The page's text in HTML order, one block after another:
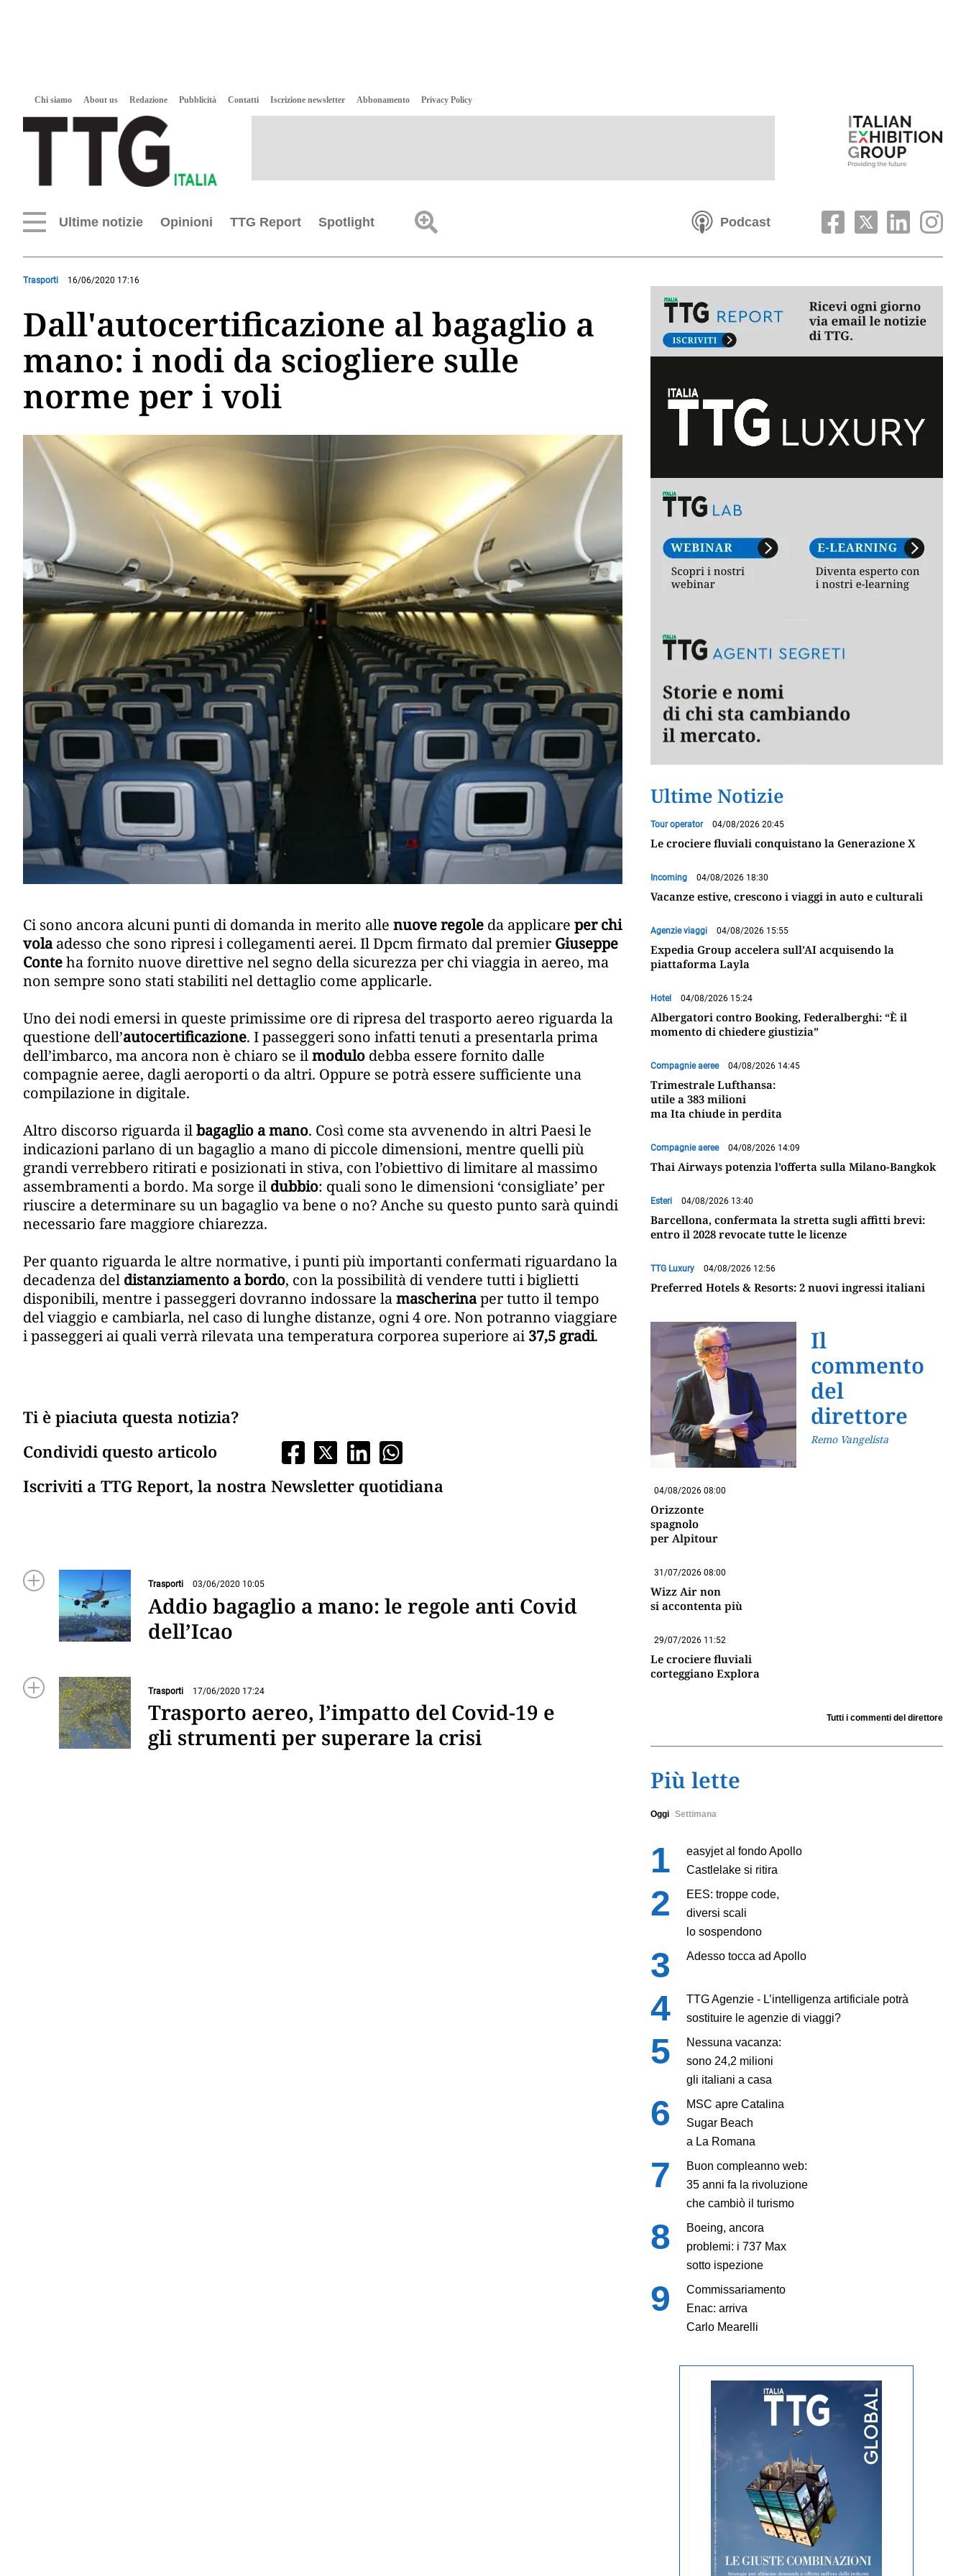
Chi siamo About us Redazione Pubblicità Contatti Iscrizione newsletter Abbonamento Privacy Policy
Ultime notizie Opinioni TTG Report Spotlight Podcast
Trasporti 16/06/2020 17:16
Dall'autocertificazione al bagaglio a
mano: i nodi da sciogliere sulle
norme per i voli
Ci sono ancora alcuni punti di domanda in merito alle nuove regole da applicare per chi
volaadesso che sono ripresi i collegamenti aerei. Il Dpcm firmato dal premier Giuseppe
Conteha fornito nuove direttive nel segno della sicurezza per chi viaggia in aereo, ma
non sempre sono stati stabiliti nel dettaglio come applicarle.
Uno dei nodi emersi in queste primissime ore di ripresa del trasporto aereo riguarda la
questione dell’autocertificazione. I passeggeri sono infatti tenuti a presentarla prima
dell’imbarco, ma ancora non è chiaro se ilmodulo debba essere fornito dalle
compagnie aeree, dagli aeroporti o da altri. Oppure se potrà essere sufficiente una
compilazione in digitale.
Altro discorso riguarda ilbagaglio a mano. Così come sta avvenendo in altri Paesi le
indicazioni parlano di un bagaglio a mano di piccole dimensioni, mentre quelli più
grandi verrebbero ritirati e posizionati in stiva, con l’obiettivo di limitare al massimo
assembramenti a bordo. Ma sorge il dubbio: quali sono le dimensioni ‘consigliate’ per
riuscire a determinare su un bagaglio va bene o no? Anche su questo punto sarà quindi
necessario fare maggiore chiarezza.
Per quanto riguarda le altre normative, i punti più importanti confermati riguardano la
decadenza del distanziamento a bordo, con la possibilità di vendere tutti i biglietti
disponibili, mentre i passeggeri dovranno indossare lamascherinaper tutto il tempo
del viaggio e cambiarla, nel caso di lunghe distanze, ogni 4 ore. Non potranno viaggiare
i passeggeri ai quali verrà rilevata una temperatura corporea superiore ai37,5 gradi.
Ti è piaciuta questa notizia?
Condividi questo articolo
Iscriviti a TTG Report, la nostra Newsletter quotidiana
Trasporti 03/06/2020 10:05
Addio bagaglio a mano: le regole anti Covid
dell’Icao
Trasporti 17/06/2020 17:24
Trasporto aereo, l’impatto del Covid-19 e
gli strumenti per superare la crisi
Ultime Notizie
Tour operator 04/08/2026 20:45
Le crociere fluviali conquistano la Generazione X
Incoming 04/08/2026 18:30
Vacanze estive, crescono i viaggi in auto e culturali
Agenzie viaggi 04/08/2026 15:55
Expedia Group accelera sull’AI acquisendo la
piattaforma Layla
Hotel 04/08/2026 15:24
Albergatori contro Booking, Federalberghi: “È il
momento di chiedere giustizia”
Compagnie aeree 04/08/2026 14:45
Trimestrale Lufthansa:
utile a 383 milioni
ma Ita chiude in perdita
Compagnie aeree 04/08/2026 14:09
Thai Airways potenzia l’offerta sulla Milano-Bangkok
Esteri 04/08/2026 13:40
Barcellona, confermata la stretta sugli affitti brevi:
entro il 2028 revocate tutte le licenze
TTG Luxury 04/08/2026 12:56
Preferred Hotels & Resorts: 2 nuovi ingressi italiani
Il
commento
del
direttore
Remo Vangelista
04/08/2026 08:00
Orizzonte
spagnolo
per Alpitour
31/07/2026 08:00
Wizz Air non
si accontenta più
29/07/2026 11:52
Le crociere fluviali
corteggiano Explora
Tutti i commenti del direttore
Più lette
Oggi Settimana
easyjet al fondo Apollo
Castlelake si ritira
EES: troppe code,
diversi scali
lo sospendono
Adesso tocca ad Apollo
TTG Agenzie - L’intelligenza artificiale potrà
sostituire le agenzie di viaggi?
Nessuna vacanza:
sono 24,2 milioni
gli italiani a casa
MSC apre Catalina
Sugar Beach
a La Romana
Buon compleanno web:
35 anni fa la rivoluzione
che cambiò il turismo
Boeing, ancora
problemi: i 737 Max
sotto ispezione
Commissariamento
Enac: arriva
Carlo Mearelli